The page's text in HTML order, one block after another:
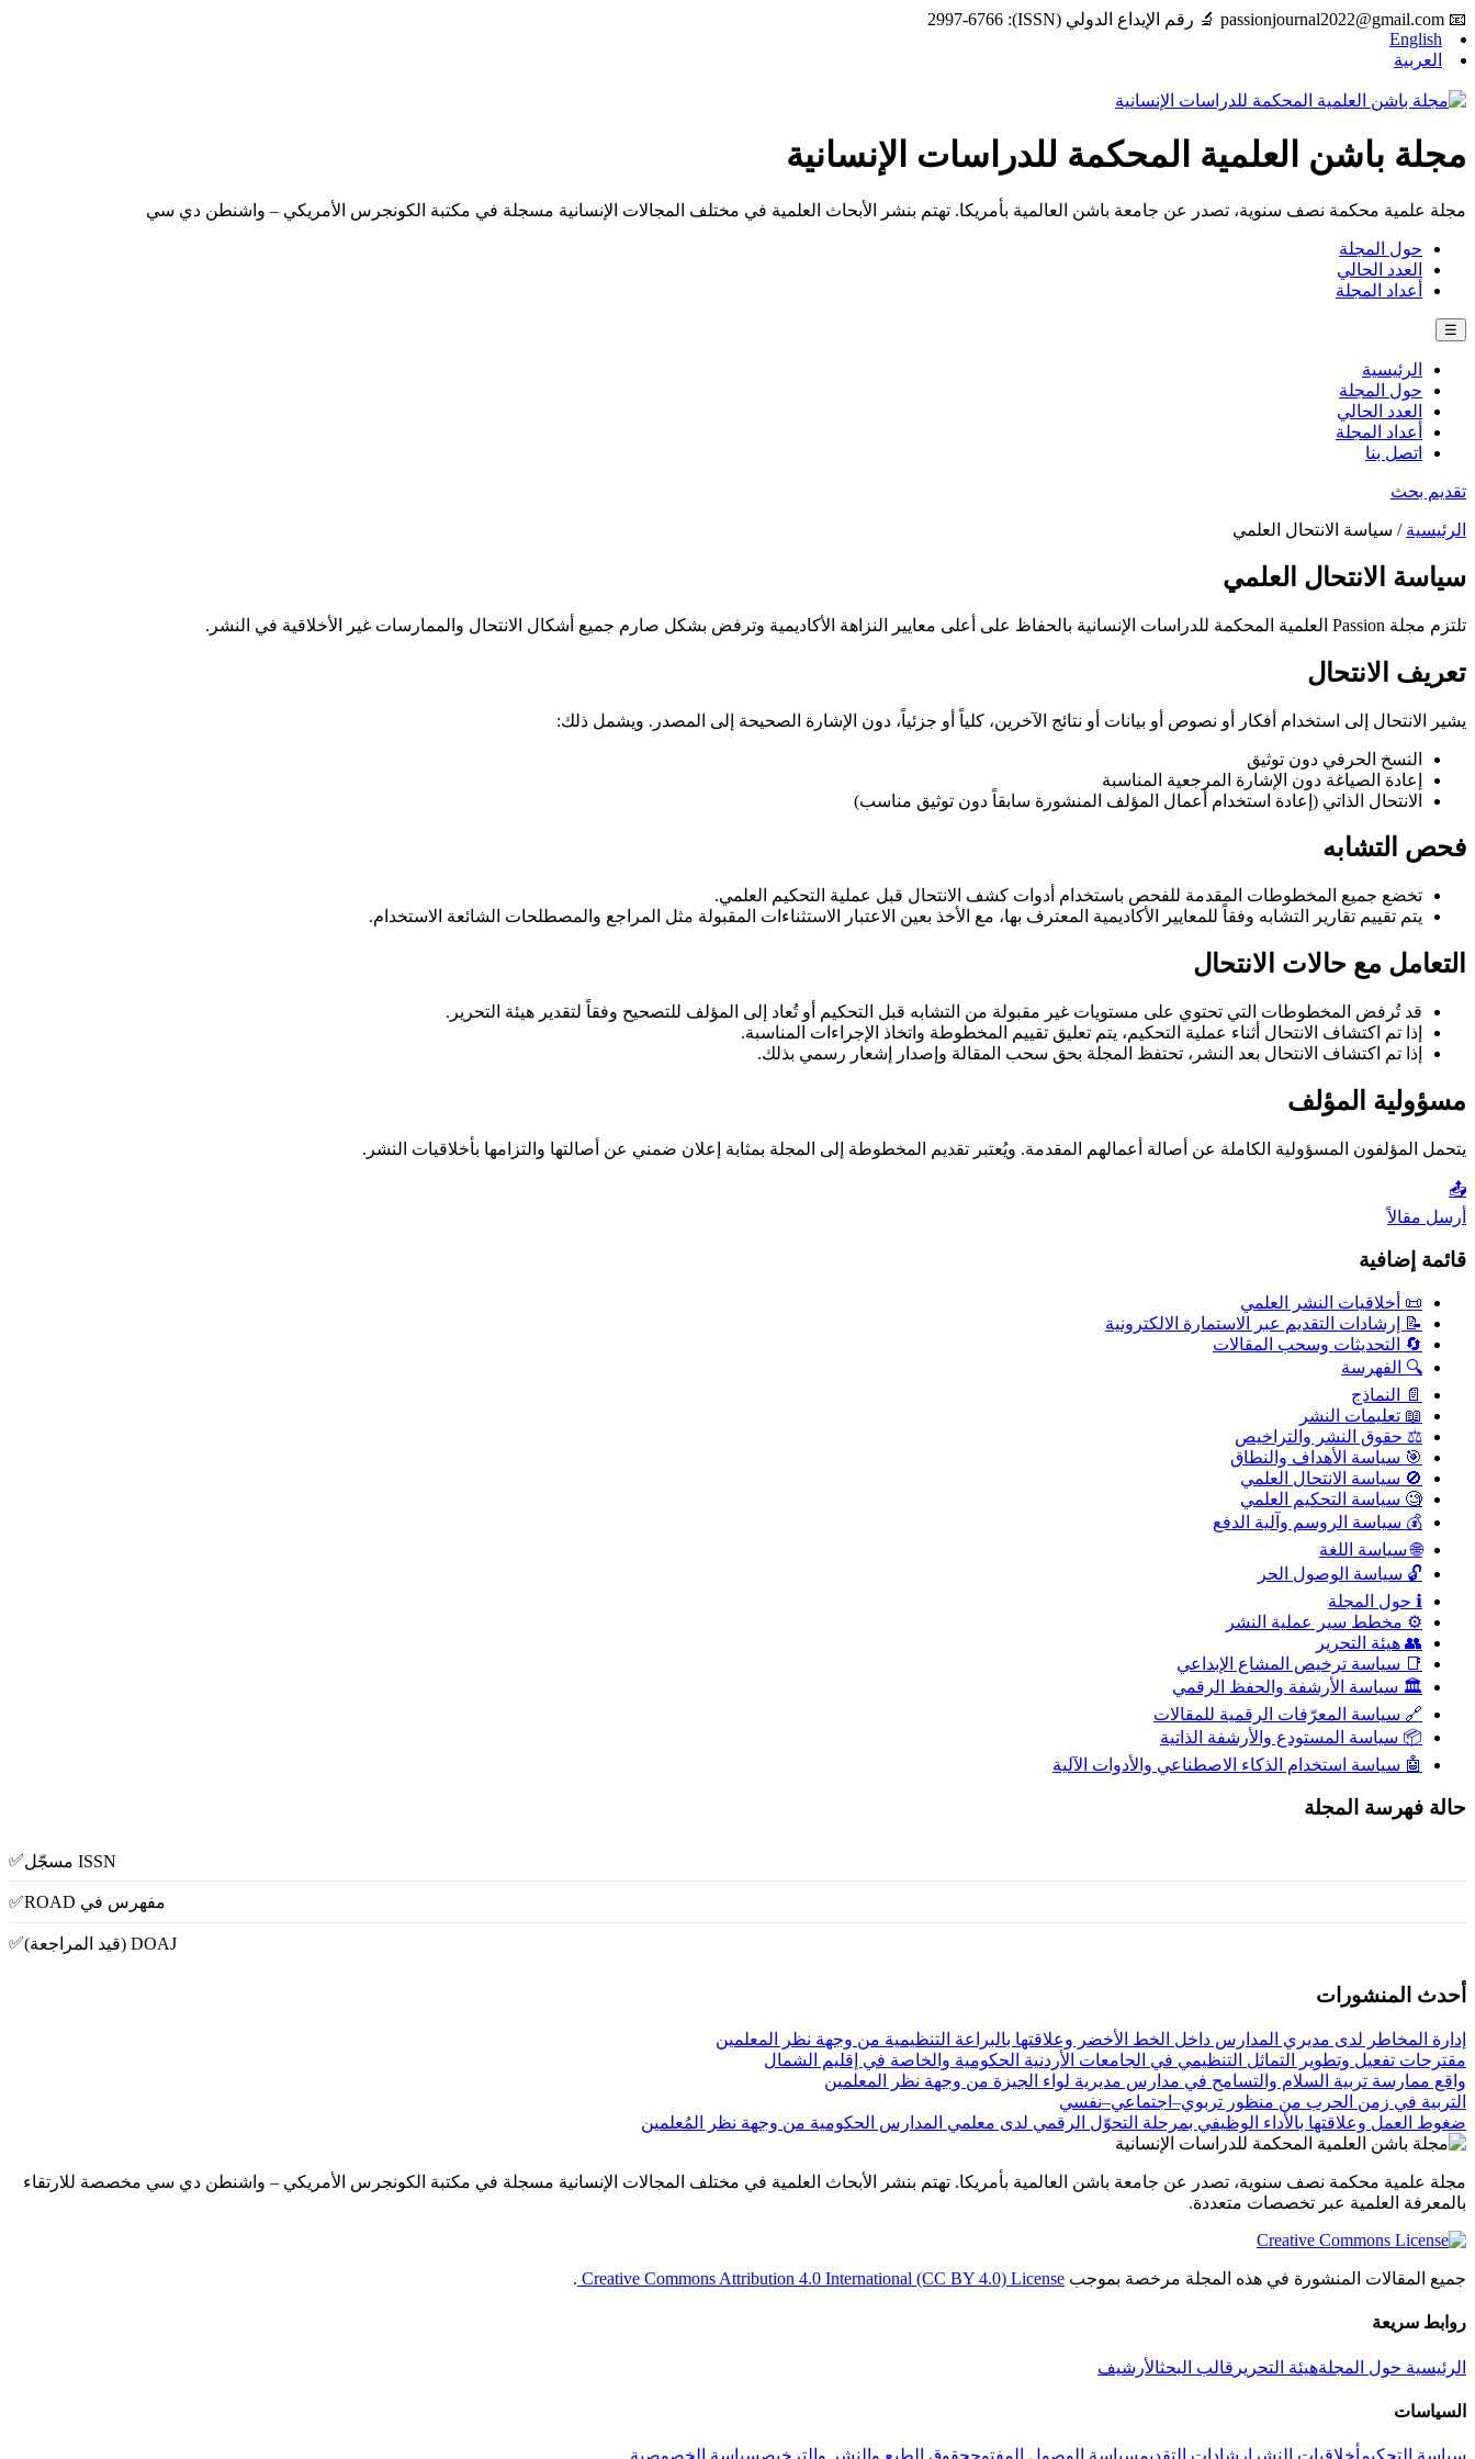
📧
passionjournal2022@gmail.com 🔬 رقم الإيداع الدولي (ISSN): 2997-6766
English
العربية
مجلة باشن العلمية المحكمة للدراسات الإنسانية
مجلة علمية محكمة نصف سنوية، تصدر عن جامعة باشن العالمية بأمريكا. تهتم بنشر الأبحاث العلمية في مختلف المجالات الإنسانية مسجلة في مكتبة الكونجرس الأمريكي – واشنطن دي سي
حول المجلة
العدد الحالي
أعداد المجلة
☰
الرئيسية
حول المجلة
العدد الحالي
أعداد المجلة
اتصل بنا
تقديم بحث
الرئيسية / سياسة الانتحال العلمي
سياسة الانتحال العلمي
تلتزم مجلة Passion العلمية المحكمة للدراسات الإنسانية بالحفاظ على أعلى معايير النزاهة الأكاديمية وترفض بشكل صارم جميع أشكال الانتحال والممارسات غير الأخلاقية في النشر.
تعريف الانتحال
يشير الانتحال إلى استخدام أفكار أو نصوص أو بيانات أو نتائج الآخرين، كلياً أو جزئياً، دون الإشارة الصحيحة إلى المصدر. ويشمل ذلك:
النسخ الحرفي دون توثيق
إعادة الصياغة دون الإشارة المرجعية المناسبة
الانتحال الذاتي (إعادة استخدام أعمال المؤلف المنشورة سابقاً دون توثيق مناسب)
فحص التشابه
تخضع جميع المخطوطات المقدمة للفحص باستخدام أدوات كشف الانتحال قبل عملية التحكيم العلمي.
يتم تقييم تقارير التشابه وفقاً للمعايير الأكاديمية المعترف بها، مع الأخذ بعين الاعتبار الاستثناءات المقبولة مثل المراجع والمصطلحات الشائعة الاستخدام.
التعامل مع حالات الانتحال
قد تُرفض المخطوطات التي تحتوي على مستويات غير مقبولة من التشابه قبل التحكيم أو تُعاد إلى المؤلف للتصحيح وفقاً لتقدير هيئة التحرير.
إذا تم اكتشاف الانتحال أثناء عملية التحكيم، يتم تعليق تقييم المخطوطة واتخاذ الإجراءات المناسبة.
إذا تم اكتشاف الانتحال بعد النشر، تحتفظ المجلة بحق سحب المقالة وإصدار إشعار رسمي بذلك.
مسؤولية المؤلف
يتحمل المؤلفون المسؤولية الكاملة عن أصالة أعمالهم المقدمة. ويُعتبر تقديم المخطوطة إلى المجلة بمثابة إعلان ضمني عن أصالتها والتزامها بأخلاقيات النشر.
📤
أرسل مقالاً
قائمة إضافية
📜 أخلاقيات النشر العلمي
📝 إرشادات التقديم عبر الاستمارة الالكترونية
🔄 التحديثات وسحب المقالات
🔍 الفهرسة
📄 النماذج
📖 تعليمات النشر
⚖️ حقوق النشر والتراخيص
🎯 سياسة الأهداف والنطاق
🚫 سياسة الانتحال العلمي
🧐 سياسة التحكيم العلمي
💰 سياسة الروسم وآلية الدفع
🌐 سياسة اللغة
🔓 سياسة الوصول الحر
ℹ️ حول المجلة
⚙️ مخطط سير عملية النشر
👥 هيئة التحرير
📑 سياسة ترخيص المشاع الإبداعي
🏛️ سياسة الأرشفة والحفظ الرقمي
🔗 سياسة المعرّفات الرقمية للمقالات
📦 سياسة المستودع والأرشفة الذاتية
🤖 سياسة استخدام الذكاء الاصطناعي والأدوات الآلية
حالة فهرسة المجلة
✅ ISSN مسجّل
✅ مفهرس في ROAD
✅ DOAJ (قيد المراجعة)
أحدث المنشورات
إدارة المخاطر لدى مديري المدارس داخل الخط الأخضر وعلاقتها بالبراعة التنظيمية من وجهة نظر المعلمين
مقترحات تفعيل وتطوير التماثل التنظيمي في الجامعات الأردنية الحكومية والخاصة في إقليم الشمال
واقع ممارسة تربية السلام والتسامح في مدارس مديرية لواء الجيزة من وجهة نظر المعلمين
التربية في زمن الحرب من منظور تربوي–اجتماعي–نفسي
ضغوط العمل وعلاقتها بالأداء الوظيفي بمرحلة التحوّل الرقمي لدى معلمي المدارس الحكومية من وجهة نظر المُعلمين
مجلة علمية محكمة نصف سنوية، تصدر عن جامعة باشن العالمية بأمريكا. تهتم بنشر الأبحاث العلمية في مختلف المجالات الإنسانية مسجلة في مكتبة الكونجرس الأمريكي – واشنطن دي سي مخصصة للارتقاء
بالمعرفة العلمية عبر تخصصات متعددة.
جميع المقالات المنشورة في هذه المجلة مرخصة بموجب Creative Commons Attribution 4.0 International (CC BY 4.0) License
.
روابط سريعة
الرئيسية حول المجلةهيئة التحرير قالب البحثالأرشيف
السياسات
سياسة التحكيم أخلاقيات النشر إرشادات التقديمسياسة الوصول المفتوححقوق الطبع والنشر والترخيصسياسة الخصوصية